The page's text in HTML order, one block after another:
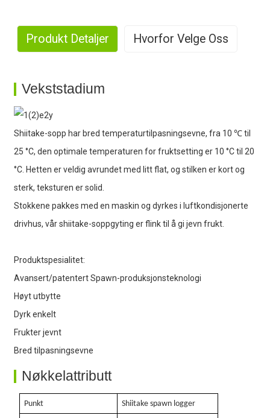
Produkt Detaljer Hvorfor Velge Oss
Vekststadium
Shiitake-sopp har bred temperaturtilpasningsevne, fra 10 ℃ til
25 °C, den optimale temperaturen for fruktsetting er 10 °C til 20
°C. Hetten er veldig avrundet med litt flat, og stilken er kort og
sterk, teksturen er solid.
Stokkene pakkes med en maskin og dyrkes i luftkondisjonerte
drivhus, vår shiitake-soppgyting er flink til å gi jevn frukt.
Produktspesialitet:
Avansert/patentert Spawn-produksjonsteknologi
Høyt utbytte
Dyrk enkelt
Frukter jevnt
Bred tilpasningsevne
Nøkkelattributt
Punkt Shiitake spawn logger
2. Rik erfaring
3. Sterk produksjonsevne
4. Høyt utbytte